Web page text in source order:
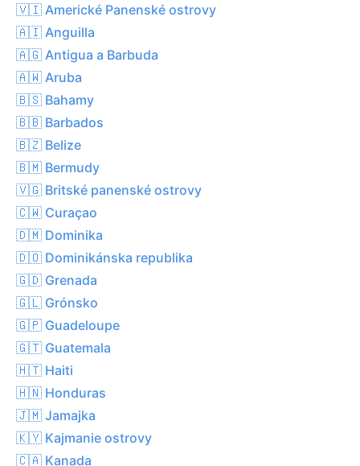
🇻🇮 Americké Panenské ostrovy
🇦🇮 Anguilla
🇦🇬 Antigua a Barbuda
🇦🇼 Aruba
🇧🇸 Bahamy
🇧🇧 Barbados
🇧🇿 Belize
🇧🇲 Bermudy
🇻🇬 Britské panenské ostrovy
🇨🇼 Curaçao
🇩🇲 Dominika
🇩🇴 Dominikánska republika
🇬🇩 Grenada
🇬🇱 Grónsko
🇬🇵 Guadeloupe
🇬🇹 Guatemala
🇭🇹 Haiti
🇭🇳 Honduras
🇯🇲 Jamajka
🇰🇾 Kajmanie ostrovy
🇨🇦 Kanada